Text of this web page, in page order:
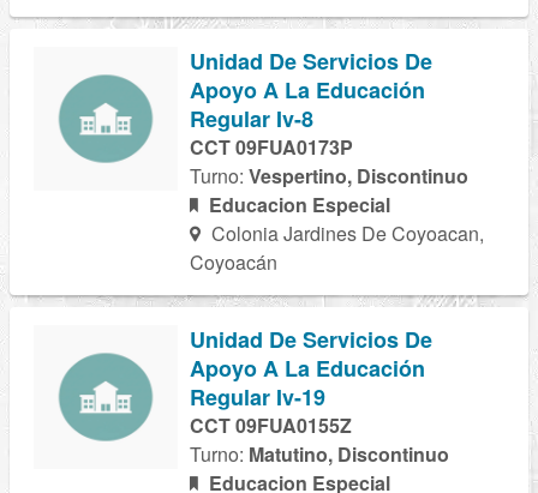
Unidad De Servicios De
Apoyo A La Educación
Regular Iv-8
CCT 09FUA0173P
Turno: Vespertino, Discontinuo
Educacion Especial
Colonia Jardines De Coyoacan,
Coyoacán
Unidad De Servicios De
Apoyo A La Educación
Regular Iv-19
CCT 09FUA0155Z
Turno: Matutino, Discontinuo
Educacion Especial